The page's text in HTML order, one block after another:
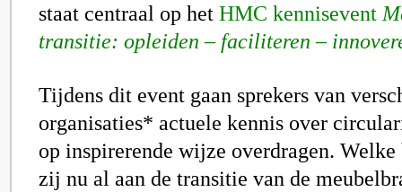
staat centraal op het HMC kennisevent
transitie: opleiden – faciliteren –
Tijdens dit event gaan sprekers van
organisaties* actuele kennis over
op inspirerende wijze overdragen.
zij nu al aan de transitie van de